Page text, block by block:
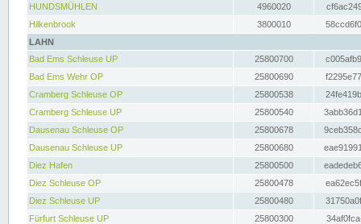
HUNDSMÜHLEN
4960020
Hilkenbrook
3800010
LAHN
Bad Ems Schleuse UP
25800700
Bad Ems Wehr OP
25800690
Cramberg Schleuse OP
25800538
Cramberg Schleuse UP
25800540
Dausenau Schleuse OP
25800678
Dausenau Schleuse UP
25800680
Diez Hafen
25800500
Diez Schleuse OP
25800478
Diez Schleuse UP
25800480
Fürfurt Schleuse UP
25800300